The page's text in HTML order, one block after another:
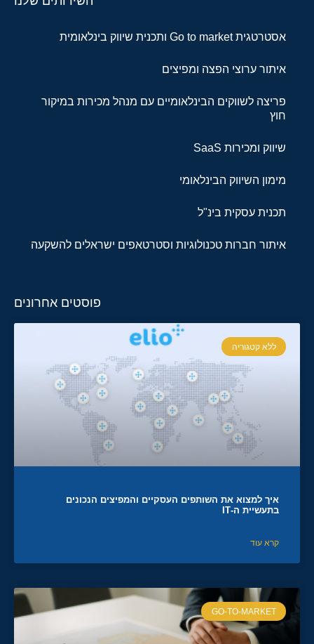
אסטרטגית Go to market ותכנית שיווק בינלאומית
איתור ערוצי הפצה ומפיצים
פריצה לשווקים הבינלאומיים עם מנהל מכירות במיקור
חוץ
שיווק ומכירות SaaS
מימון השיווק הבינלאומי
תכנית עסקית בינ"ל
איתור חברות טכנולוגיות וסטרטאפים ישראלים להשקעה
פוסטים אחרונים
ללא קטגוריה
איך למצוא את השותפים העסקיים והמפיצים הנכונים
בתעשיית ה-IT
קרא עוד
GO-TO-MARKET